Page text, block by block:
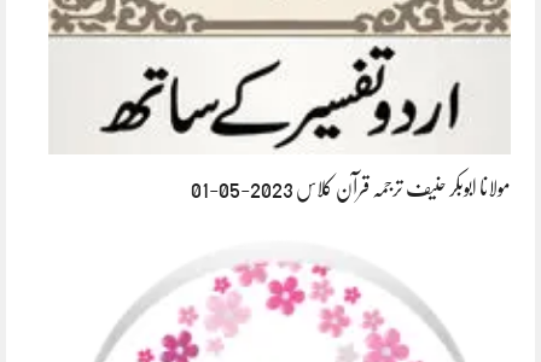
مولانا ابوبکر حنیف ترجمہ قرآن کلاس 2023-05-01